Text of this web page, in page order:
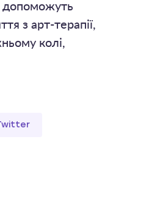
допоможуть
з арт-терапії,
колі,